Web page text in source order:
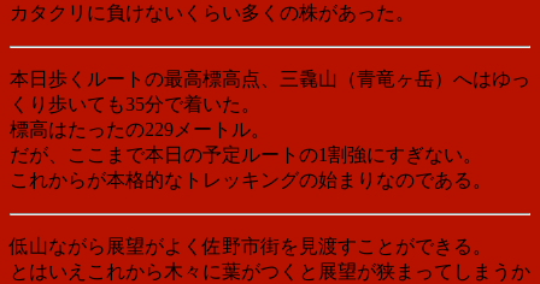
カタクリに負けないくらい多くの株があった。
本日歩くルートの最高標高点、三毳山（青竜ヶ岳）へはゆっ
くり歩いても35分で着いた。
標高はたったの229メートル。
だが、ここまで本日の予定ルートの1割強にすぎない。
これからが本格的なトレッキングの始まりなのである。
低山ながら展望がよく佐野市街を見渡すことができる。
とはいえこれから木々に葉がつくと展望が狭まってしまうか